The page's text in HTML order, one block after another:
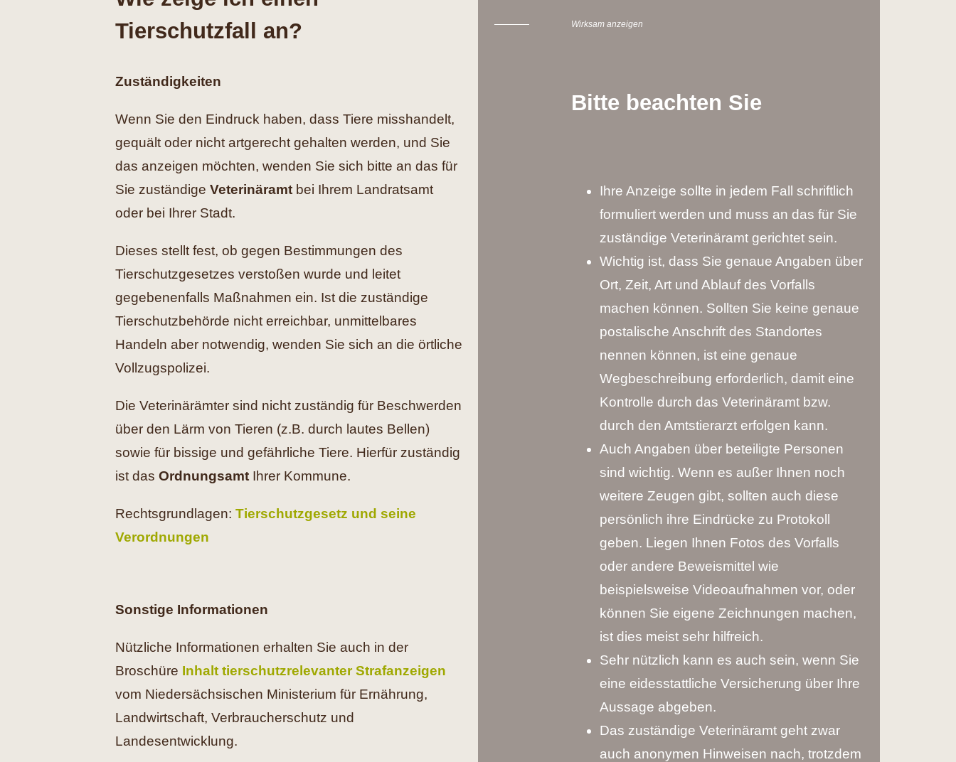
Tierschutzfall an?
Zuständigkeiten
Wenn Sie den Eindruck haben, dass Tiere misshandelt,
gequält oder nicht artgerecht gehalten werden, und Sie
das anzeigen möchten, wenden Sie sich bitte an das für
Sie zuständige Veterinäramt bei Ihrem Landratsamt
oder bei Ihrer Stadt.
Dieses stellt fest, ob gegen Bestimmungen des
Tierschutzgesetzes verstoßen wurde und leitet
gegebenenfalls Maßnahmen ein. Ist die zuständige
Tierschutzbehörde nicht erreichbar, unmittelbares
Handeln aber notwendig, wenden Sie sich an die örtliche
Vollzugspolizei.
Die Veterinärämter sind nicht zuständig für Beschwerden
über den Lärm von Tieren (z.B. durch lautes Bellen)
sowie für bissige und gefährliche Tiere. Hierfür zuständig
ist das Ordnungsamt Ihrer Kommune.
Rechtsgrundlagen: Tierschutzgesetz und seine
Verordnungen
Sonstige Informationen
Nützliche Informationen erhalten Sie auch in der
Broschüre Inhalt tierschutzrelevanter Strafanzeigen
vom Niedersächsischen Ministerium für Ernährung,
Landwirtschaft, Verbraucherschutz und
Landesentwicklung.
Wirksam anzeigen
Bitte beachten Sie
Ihre Anzeige sollte in jedem Fall schriftlich
formuliert werden und muss an das für Sie
zuständige Veterinäramt gerichtet sein.
Wichtig ist, dass Sie genaue Angaben über
Ort, Zeit, Art und Ablauf des Vorfalls
machen können. Sollten Sie keine genaue
postalische Anschrift des Standortes
nennen können, ist eine genaue
Wegbeschreibung erforderlich, damit eine
Kontrolle durch das Veterinäramt bzw.
durch den Amtstierarzt erfolgen kann.
Auch Angaben über beteiligte Personen
sind wichtig. Wenn es außer Ihnen noch
weitere Zeugen gibt, sollten auch diese
persönlich ihre Eindrücke zu Protokoll
geben. Liegen Ihnen Fotos des Vorfalls
oder andere Beweismittel wie
beispielsweise Videoaufnahmen vor, oder
können Sie eigene Zeichnungen machen,
ist dies meist sehr hilfreich.
Sehr nützlich kann es auch sein, wenn Sie
eine eidesstattliche Versicherung über Ihre
Aussage abgeben.
Das zuständige Veterinäramt geht zwar
auch anonymen Hinweisen nach, trotzdem